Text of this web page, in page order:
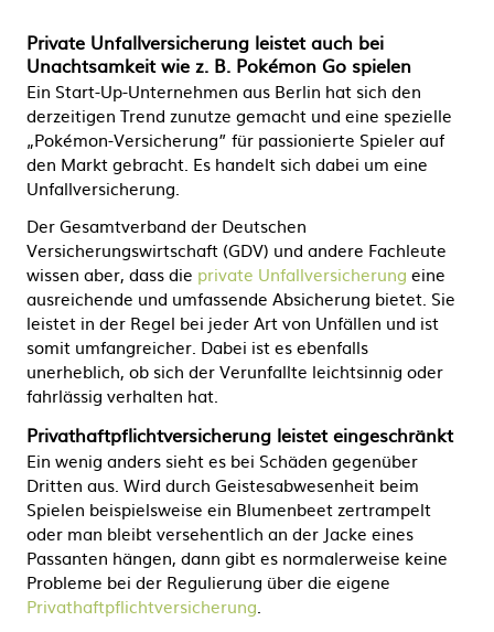
Private Unfallversicherung leistet auch bei
Unachtsamkeit wie z. B. Pokémon Go spielen
Ein Start-Up-Unternehmen aus Berlin hat sich den
derzeitigen Trend zunutze gemacht und eine spezielle
„Pokémon-Versicherung” für passionierte Spieler auf
den Markt gebracht. Es handelt sich dabei um eine
Unfallversicherung.
Der Gesamtverband der Deutschen
Versicherungswirtschaft (GDV) und andere Fachleute
wissen aber, dass die private Unfallversicherung eine
ausreichende und umfassende Absicherung bietet. Sie
leistet in der Regel bei jeder Art von Unfällen und ist
somit umfangreicher. Dabei ist es ebenfalls
unerheblich, ob sich der Verunfallte leichtsinnig oder
fahrlässig verhalten hat.
Privathaftpflichtversicherung leistet eingeschränkt
Ein wenig anders sieht es bei Schäden gegenüber
Dritten aus. Wird durch Geistesabwesenheit beim
Spielen beispielsweise ein Blumenbeet zertrampelt
oder man bleibt versehentlich an der Jacke eines
Passanten hängen, dann gibt es normalerweise keine
Probleme bei der Regulierung über die eigene
Privathaftpflichtversicherung.